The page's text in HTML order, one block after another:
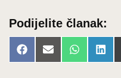
Podijelite članak:
Share
on
FacebookShare
on
Email Share
on
WhatsApp
on